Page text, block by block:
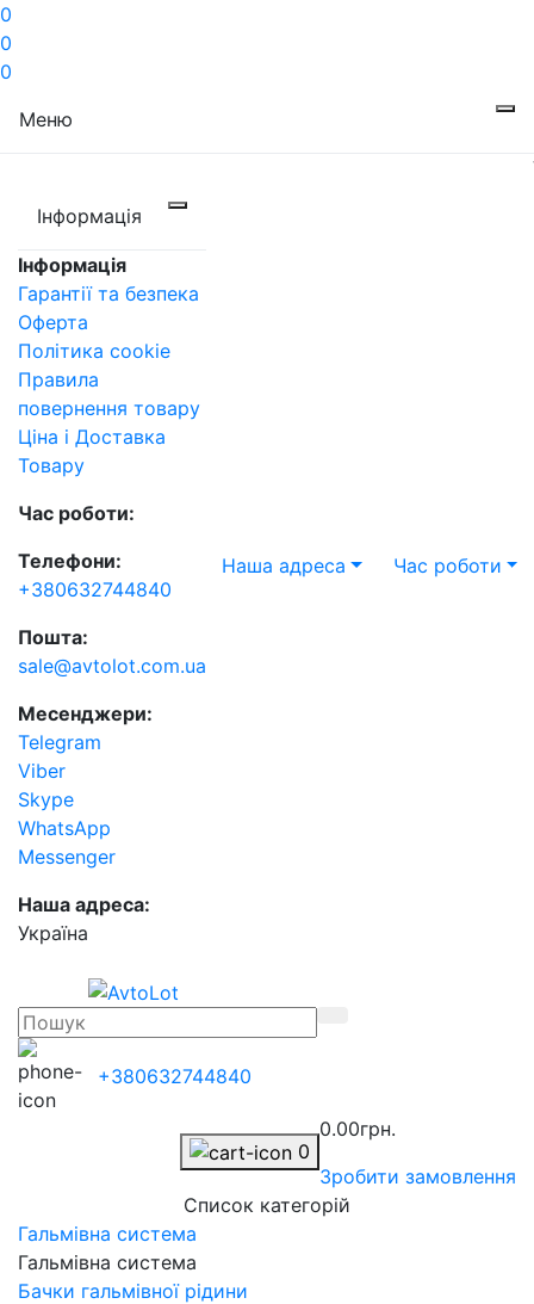
0
0
0
Меню
Інформація
Інформація
Гарантії та безпека
Оферта
Політика cookie
Правила
повернення товару
Ціна і Доставка
Товару
Час роботи:
Телефони:
+380632744840
Пошта:
sale@avtolot.com.ua
Месенджери:
Telegram
Viber
Skype
WhatsApp
Messenger
Наша адреса:
Українa
Наша адреса Час роботи
+380632744840
0
0.00грн.
Зробити замовлення
Список категорій
Гальмівна система
Гальмівна система
Бачки гальмівної рідини